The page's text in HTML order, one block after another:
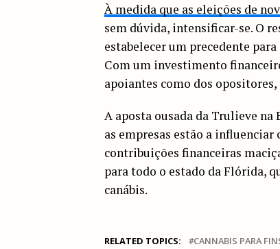
À medida que as eleições de
sem dúvida, intensificar-se. O
estabelecer um precedente
Com um investimento
apoiantes como dos
A aposta ousada da Trulieve na
as empresas estão a influenciar
contribuições financeiras
para todo o estado da Flórida,
canábis.
RELATED TOPICS: CANNABIS PARA